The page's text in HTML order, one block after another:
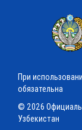
При
обязательна
© 2026
Узбекистан